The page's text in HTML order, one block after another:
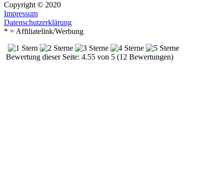
Copyright © 2020
Impressum
Datenschutzerklärung
* = Affiliatelink/Werbung
Bewertung dieser Seite: 4.55 von 5 (12 Bewertungen)